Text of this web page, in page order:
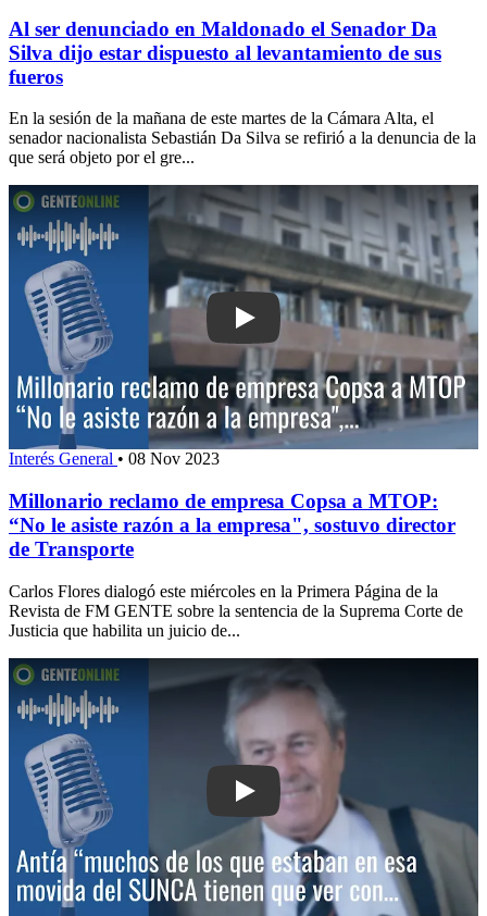
Al ser denunciado en Maldonado el Senador Da
Silva dijo estar dispuesto al levantamiento de sus
fueros
En la sesión de la mañana de este martes de la Cámara Alta, el
senador nacionalista Sebastián Da Silva se refirió a la denuncia de la
que será objeto por el gre...
Play: Millonario reclamo de empresa
Interés General • 08 Nov 2023
Millonario reclamo de empresa Copsa a MTOP:
“No le asiste razón a la empresa", sostuvo director
de Transporte
Carlos Flores dialogó este miércoles en la Primera Página de la
Revista de FM GENTE sobre la sentencia de la Suprema Corte de
Justicia que habilita un juicio de...
Play: Antía: “muchos de los que